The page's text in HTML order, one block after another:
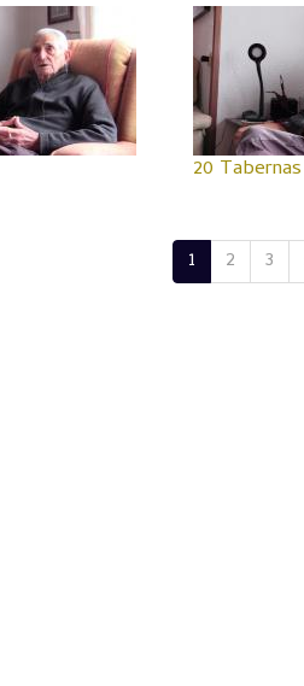
20 Tabernas
1 2 3